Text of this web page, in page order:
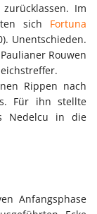
Im
sich Fortuna
Unentschieden.
Rouwen
Rippen nach
Für ihn stellte
Nedelcu in die
Anfangsphase